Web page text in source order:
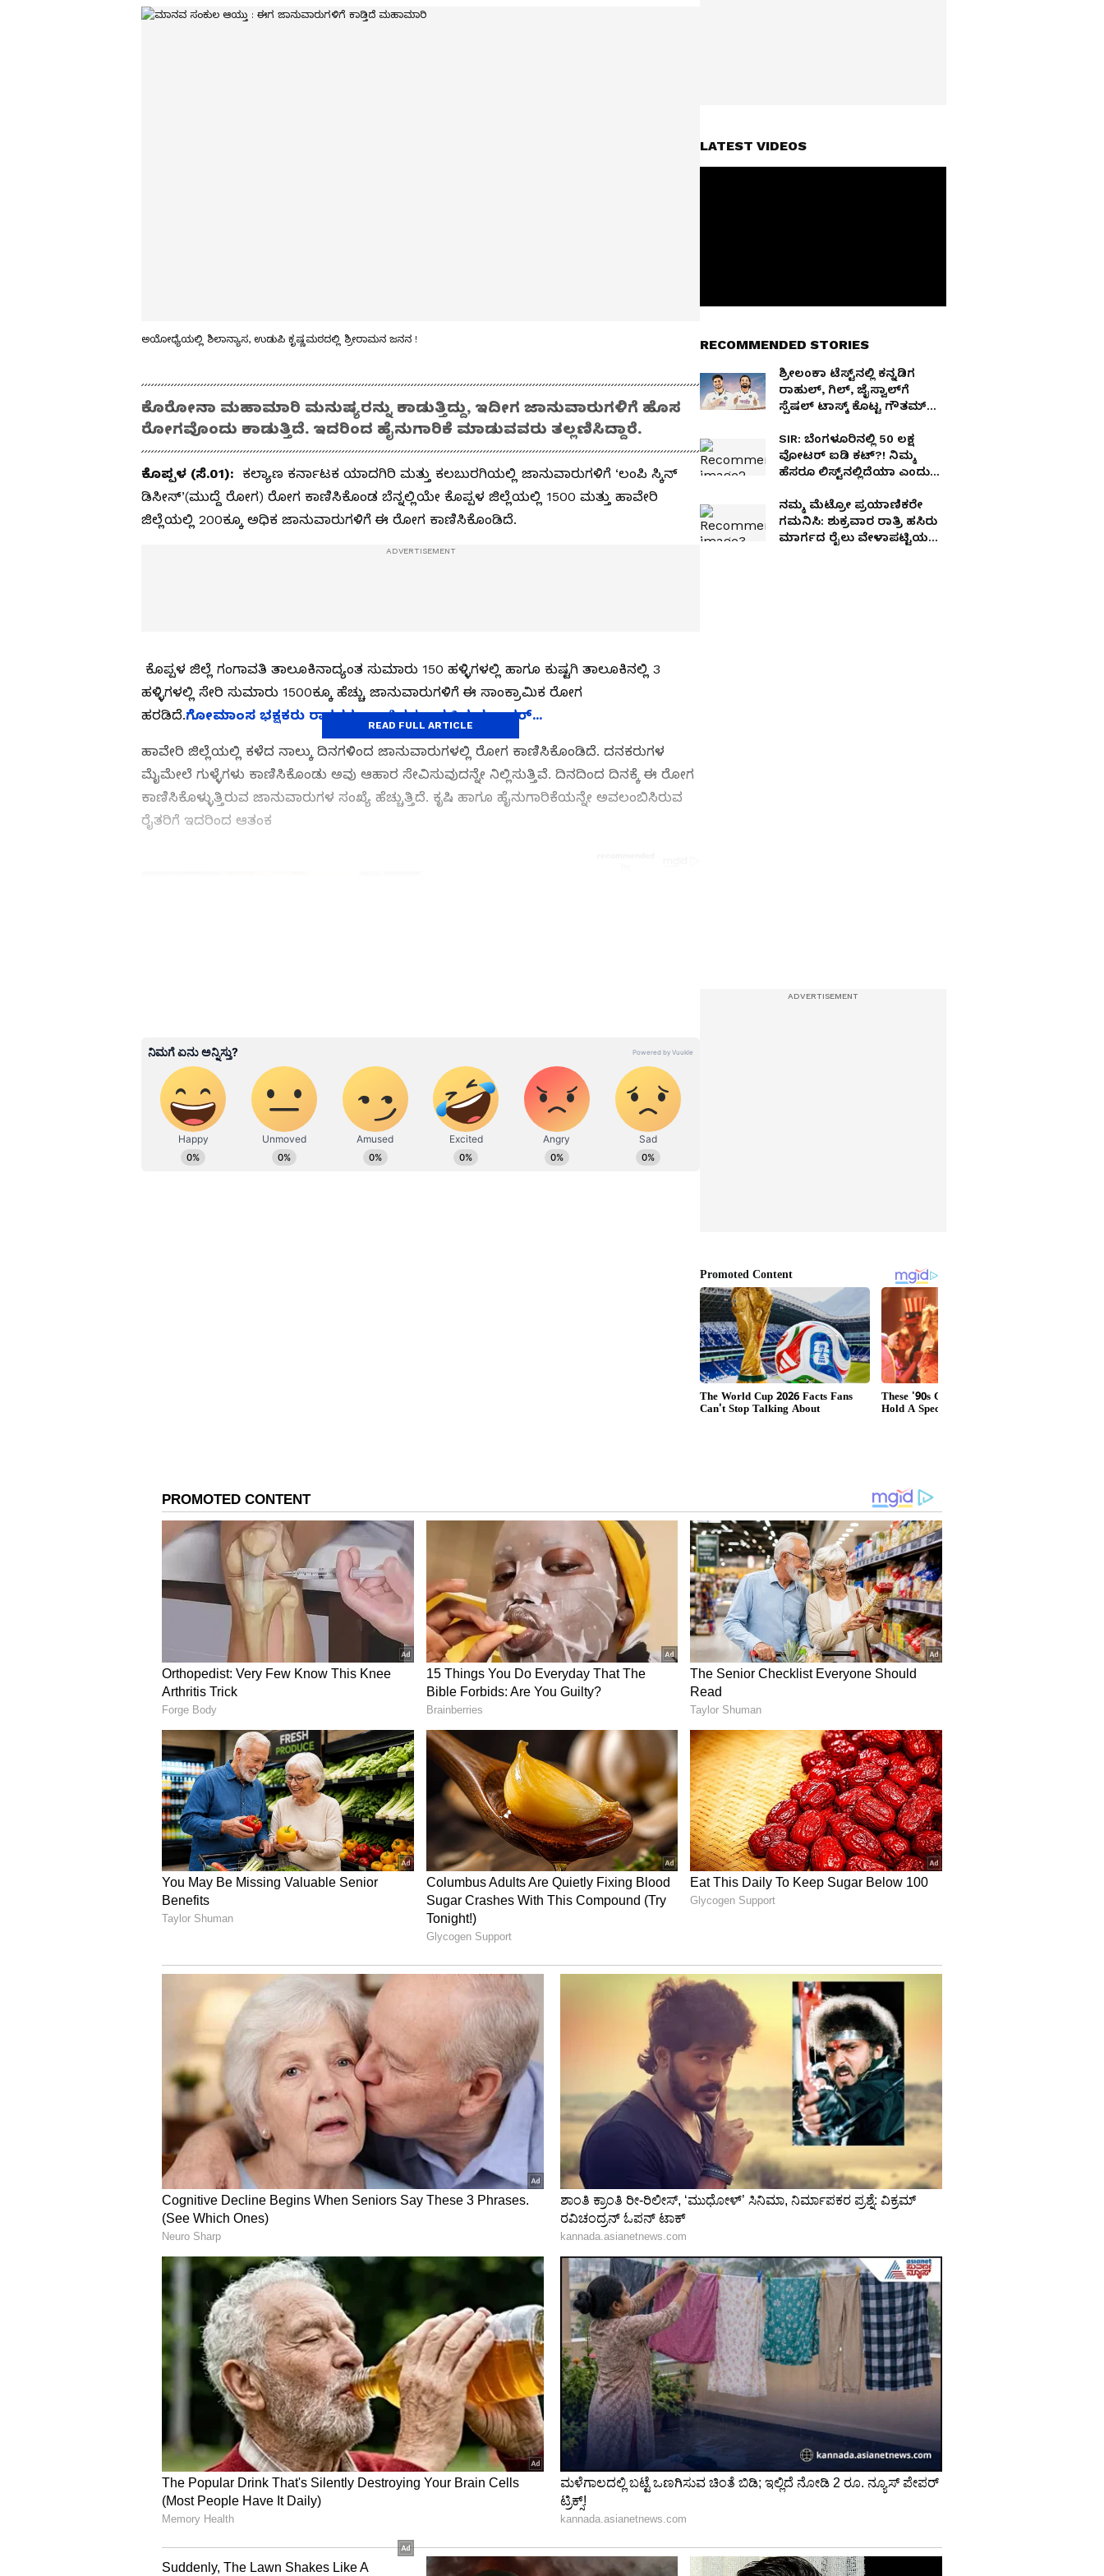
ಅಯೋಧ್ಯೆಯಲ್ಲಿ ಶಿಲಾನ್ಯಾಸ, ಉಡುಪಿ ಕೃಷ್ಣಮಠದಲ್ಲಿ ಶ್ರೀರಾಮನ ಜನನ !
ಕೊರೋನಾ ಮಹಾಮಾರಿ ಮನುಷ್ಯರನ್ನು ಕಾಡುತ್ತಿದ್ದು, ಇದೀಗ ಜಾನುವಾರುಗಳಿಗೆ ಹೊಸ
ರೋಗವೊಂದು ಕಾಡುತ್ತಿದೆ. ಇದರಿಂದ ಹೈನುಗಾರಿಕೆ ಮಾಡುವವರು ತಲ್ಲಣಿಸಿದ್ದಾರೆ.
ಕೊಪ್ಪಳ (ಸೆ.01): ಕಲ್ಯಾಣ ಕರ್ನಾಟಕ ಯಾದಗಿರಿ ಮತ್ತು ಕಲಬುರಗಿಯಲ್ಲಿ ಜಾನುವಾರುಗಳಿಗೆ ‘ಲಂಪಿ ಸ್ಕಿನ್‌
ಡಿಸೀಸ್‌’(ಮುದ್ದೆ ರೋಗ) ರೋಗ ಕಾಣಿಸಿಕೊಂಡ ಬೆನ್ನಲ್ಲಿಯೇ ಕೊಪ್ಪಳ ಜಿಲ್ಲೆಯಲ್ಲಿ 1500 ಮತ್ತು ಹಾವೇರಿ
ಜಿಲ್ಲೆಯಲ್ಲಿ 200ಕ್ಕೂ ಅಧಿಕ ಜಾನುವಾರುಗಳಿಗೆ ಈ ರೋಗ ಕಾಣಿಸಿಕೊಂಡಿದೆ.
ಕೊಪ್ಪಳ ಜಿಲ್ಲೆ ಗಂಗಾವತಿ ತಾಲೂಕಿನಾದ್ಯಂತ ಸುಮಾರು 150 ಹಳ್ಳಿಗಳಲ್ಲಿ ಹಾಗೂ ಕುಷ್ಟಗಿ ತಾಲೂಕಿನಲ್ಲಿ 3
ಹಳ್ಳಿಗಳಲ್ಲಿ ಸೇರಿ ಸುಮಾರು 1500ಕ್ಕೂ ಹೆಚ್ಚು ಜಾನುವಾರುಗಳಿಗೆ ಈ ಸಾಂಕ್ರಾಮಿಕ ರೋಗ
ಹರಡಿದೆ.ಗೋಮಾಂಸ ಭಕ್ಷಕರು ರಾಕ್ಷಸರು, ಪಾಪಿಗಳು : ಸಚಿವ ಸುಧಾಕರ್...
ಹಾವೇರಿ ಜಿಲ್ಲೆಯಲ್ಲಿ ಕಳೆದ ನಾಲ್ಕು ದಿನಗಳಿಂದ ಜಾನುವಾರುಗಳಲ್ಲಿ ರೋಗ ಕಾಣಿಸಿಕೊಂಡಿದೆ. ದನಕರುಗಳ
ಮೈಮೇಲೆ ಗುಳ್ಳೆಗಳು ಕಾಣಿಸಿಕೊಂಡು ಅವು ಆಹಾರ ಸೇವಿಸುವುದನ್ನೇ ನಿಲ್ಲಿಸುತ್ತಿವೆ. ದಿನದಿಂದ ದಿನಕ್ಕೆ ಈ ರೋಗ
ಕಾಣಿಸಿಕೊಳ್ಳುತ್ತಿರುವ ಜಾನುವಾರುಗಳ ಸಂಖ್ಯೆ ಹೆಚ್ಚುತ್ತಿದೆ. ಕೃಷಿ ಹಾಗೂ ಹೈನುಗಾರಿಕೆಯನ್ನೇ ಅವಲಂಬಿಸಿರುವ
ರೈತರಿಗೆ ಇದರಿಂದ ಆತಂಕ
READ FULL ARTICLE
LATEST VIDEOS
RECOMMENDED STORIES
ಶ್ರೀಲಂಕಾ ಟೆಸ್ಟ್‌ನಲ್ಲಿ ಕನ್ನಡಿಗ
ರಾಹುಲ್, ಗಿಲ್, ಜೈಸ್ವಾಲ್‌ಗೆ
ಸ್ಪೆಷಲ್ ಟಾಸ್ಕ್ ಕೊಟ್ಟ ಗೌತಮ್
SIR: ಬೆಂಗಳೂರಿನಲ್ಲಿ 50 ಲಕ್ಷ
ವೋಟರ್ ಐಡಿ ಕಟ್?! ನಿಮ್ಮ
ಹೆಸರೂ ಲಿಸ್ಟ್‌ನಲ್ಲಿದೆಯಾ ಎಂದು
ನಮ್ಮ ಮೆಟ್ರೋ ಪ್ರಯಾಣಿಕರೇ
ಗಮನಿಸಿ: ಶುಕ್ರವಾರ ರಾತ್ರಿ ಹಸಿರು
ಮಾರ್ಗದ ರೈಲು ವೇಳಾಪಟ್ಟಿಯಲ್ಲಿ